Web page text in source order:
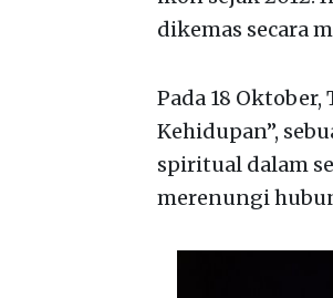
dikemas secara
Pada 18
Kehidupan”,
spiritual dalam
merenungi